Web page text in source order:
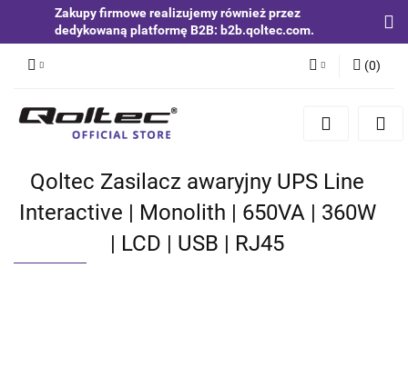
Zakupy firmowe realizujemy również przez
dedykowaną platformę B2B: b2b.qoltec.com.
Zaloguj się
Zgody cookies
(0)
Qoltec Zasilacz awaryjny UPS Line
Interactive | Monolith | 650VA | 360W
| LCD | USB | RJ45